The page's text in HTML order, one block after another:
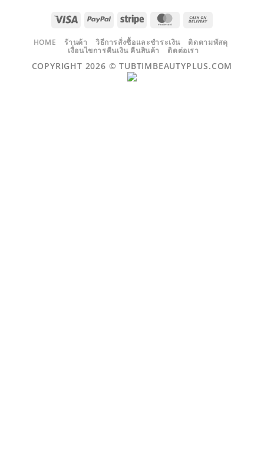
VISA PAYPALSTRIPE MASTERCARD
DELIVERY
HOME ร้านค้า วิธีการสั่งซื้อและชำระเงิน
ติดตามพัสดุ
เงื่อนไขการคืนเงิน คืนสินค้า
ติดต่อเรา
COPYRIGHT 2026 ©TUBTIMBEAUTYPLUS.COM